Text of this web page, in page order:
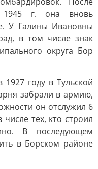
1945 г. она вновь
У Галины Ивановны
в том числе знак
округа Бор
1927 году в Тульской
забрали в армию,
он отслужил 6
тех, кто строил
В последующем
в Борском районе